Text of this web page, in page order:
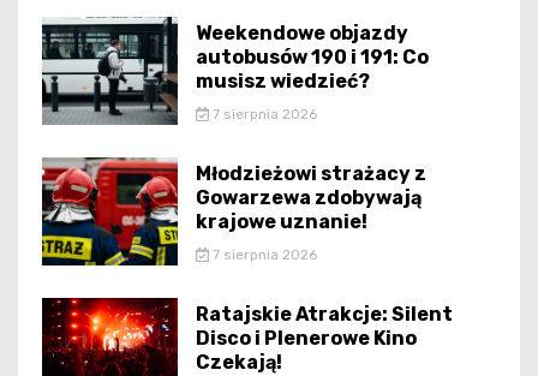
Weekendowe objazdy
autobusów 190 i 191: Co
musisz wiedzieć?
7 sierpnia 2026
Młodzieżowi strażacy z
Gowarzewa zdobywają
krajowe uznanie!
7 sierpnia 2026
Ratajskie Atrakcje: Silent
Disco i Plenerowe Kino
Czekają!